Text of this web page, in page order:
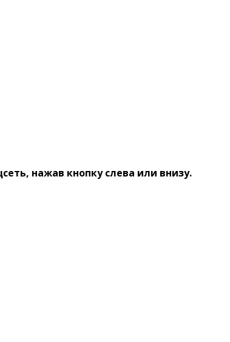
нажав кнопку слева или внизу.